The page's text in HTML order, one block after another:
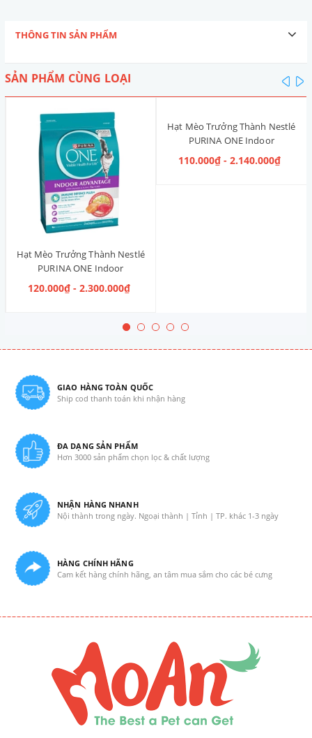
THÔNG TIN SẢN PHẨM
SẢN PHẨM CÙNG LOẠI
Hạt Mèo Trưởng Thành Nestlé
PURINA ONE Indoor
Advantage Salmon & Tuna [Vị
Cá Hồi & Cá Ngừ]
120.000₫ - 2.300.000₫
Hạt Mèo Trưởng Thành Nestlé
PURINA ONE Indoor
Advantage [Vị Gà]
110.000₫ - 2.140.000₫
GIAO HÀNG TOÀN QUỐC
Ship cod thanh toán khi nhận hàng
ĐA DẠNG SẢN PHẨM
Hơn 3000 sản phẩm chọn lọc & chất lượng
NHẬN HÀNG NHANH
Nội thành trong ngày. Ngoại thành | Tỉnh | TP. khác 1-3 ngày
HÀNG CHÍNH HÃNG
Cam kết hàng chính hãng, an tâm mua sắm cho các bé cưng